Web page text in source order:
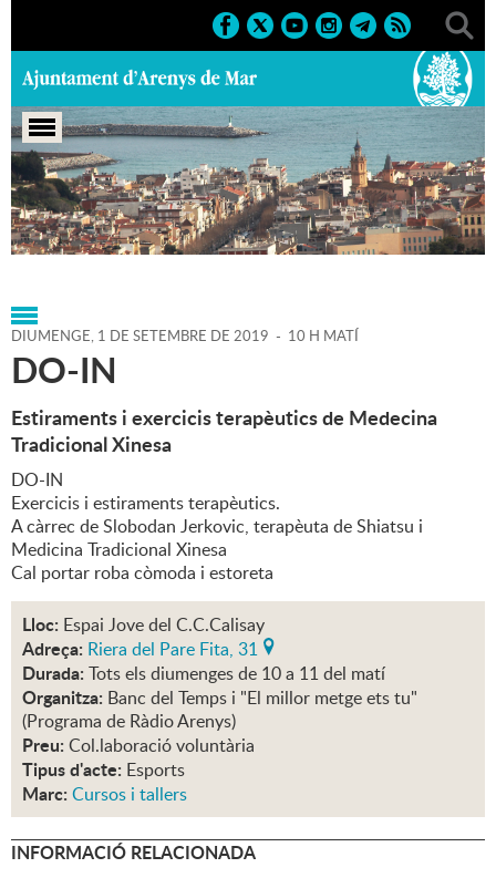
Portada > Agenda > 01-09-
2019 > Marcs > Població > 2019 > Cursos i tallers
DIUMENGE, 1 DE SETEMBRE DE 2019 - 10 H MATÍ
DO-IN
Estiraments i exercicis terapèutics de Medecina
Tradicional Xinesa
DO-IN
Exercicis i estiraments terapèutics.
A càrrec de Slobodan Jerkovic, terapèuta de Shiatsu i
Medicina Tradicional Xinesa
Cal portar roba còmoda i estoreta
Lloc: Espai Jove del C.C.Calisay
Adreça: Riera del Pare Fita, 31
Durada: Tots els diumenges de 10 a 11 del matí
Organitza: Banc del Temps i "El millor metge ets tu"
(Programa de Ràdio Arenys)
Preu: Col.laboració voluntària
Tipus d'acte: Esports
Marc: Cursos i tallers
INFORMACIÓ RELACIONADA